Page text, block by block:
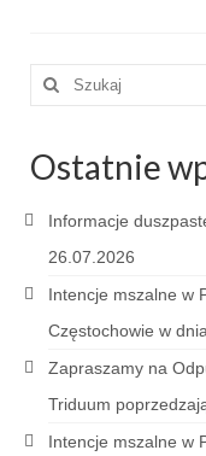
Pogrzeb
Sakrament
Sakrament
Sakrament
Sakrament
Sakrament
Szuklaj
Ostatnie
Informacje
26.07.2026
Intencje mszalne w
Częstochowie w
Zapraszamy na
Triduum
Intencje mszalne w